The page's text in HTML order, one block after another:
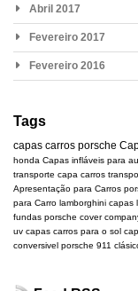
Abril 2017
Fevereiro 2017
Fevereiro 2016
Tags
capas carros porsche
honda Capas infláveis para
transporte capa carros
Apresentação para Carros
para Carro lamborghini capas
fundas porsche cover
uv capas carros para o sol
conversivel porsche 911